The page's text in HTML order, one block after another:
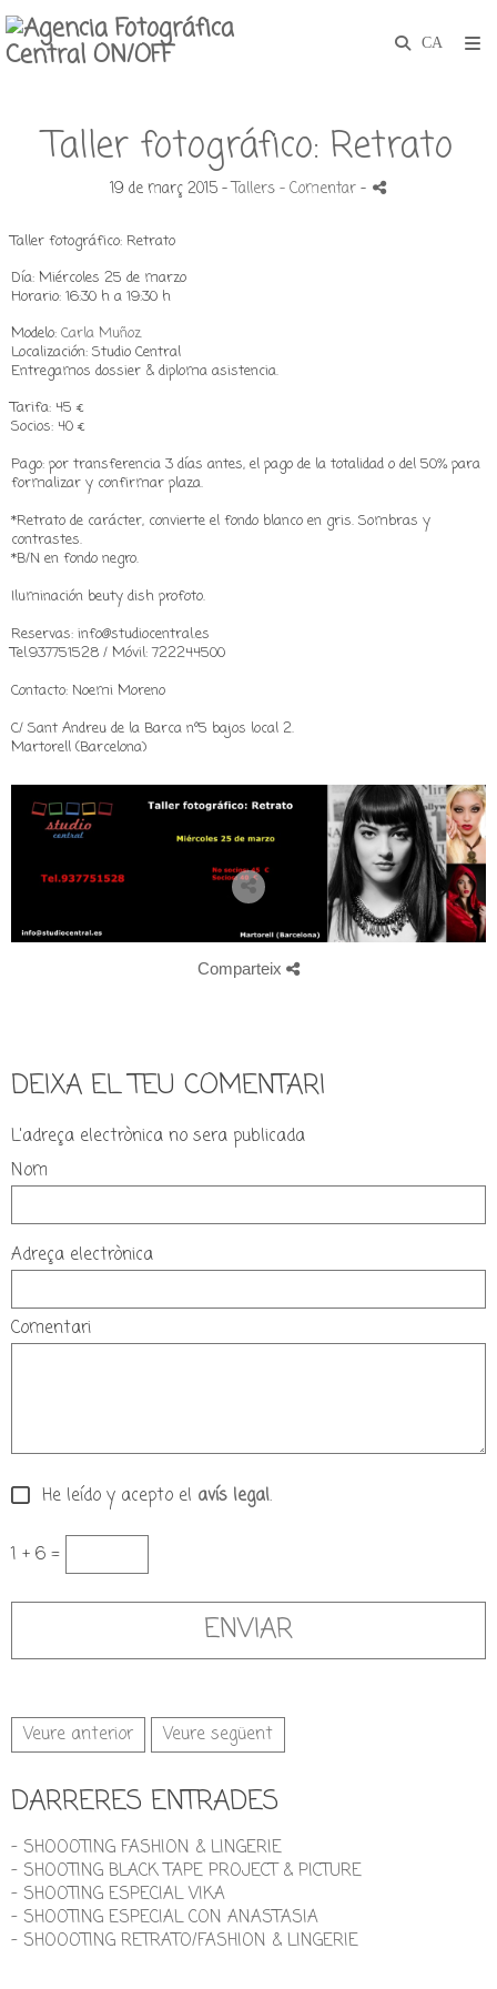
Taller fotográfico: Retrato
19 de març 2015 -Tallers - Comentar-
Taller fotográfico: Retrato
Día: Miércoles 25 de marzo
Horario: 16:30 h a 19:30 h
Modelo: Carla Muñoz
Localización: Studio Central
Entregamos dossier & diploma asistencia.
Tarifa: 45 €
Socios: 40 €
Pago: por transferencia 3 días antes, el pago de la totalidad o del 50% para
formalizar y confirmar plaza.
*Retrato de carácter, convierte el fondo blanco en gris. Sombras y
contrastes.
*B/N en fondo negro.
Iluminación beuty dish profoto.
Reservas: info@studiocentral.es
Tel.937751528 / Móvil: 722244500
Contacto: Noemi Moreno
C/ Sant Andreu de la Barca nº5 bajos local 2.
Martorell (Barcelona)
Comparteix
DEIXA EL TEU COMENTARI
L'adreça electrònica no sera publicada
Nom
Adreça electrònica
Comentari
He leído y acepto el avís legal.
1 + 6 =
Veure anterior Veure següent
DARRERES ENTRADES
- SHOOOTING FASHION & LINGERIE
- SHOOTING BLACK TAPE PROJECT & PICTURE
- SHOOTING ESPECIAL VIKA
- SHOOTING ESPECIAL CON ANASTASIA
- SHOOOTING RETRATO/FASHION & LINGERIE